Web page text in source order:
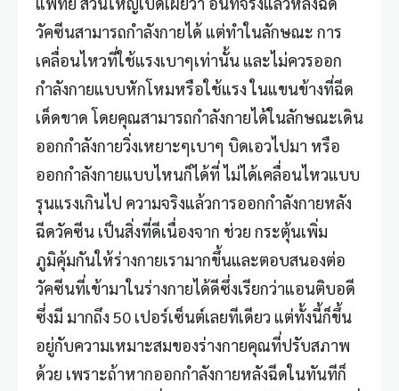
วัคซีนสามารถกำลังกายได้ แต่ทำในลักษณะ การ
เคลื่อนไหวที่ใช้แรงเบาๆเท่านั้น และไม่ควรออก
กำลังกายแบบหักโหมหรือใช้แรง ในแขนข้างที่ฉีด
เด็ดขาด โดยคุณสามารถกำลังกายได้ในลักษณะเดิน
ออกกำลังกายวิ่งเหยาะๆเบาๆ บิดเอวไปมา หรือ
ออกกำลังกายแบบไหนก็ได้ที่ ไม่ได้เคลื่อนไหวแบบ
รุนแรงเกินไป ความจริงแล้วการออกกำลังกายหลัง
ฉีดวัคซีน เป็นสิ่งที่ดีเนื่องจาก ช่วย กระตุ้นเพิ่ม
ภูมิคุ้มกันให้ร่างกายเรามากขึ้นและตอบสนองต่อ
วัคซีนที่เข้ามาในร่างกายได้ดีซึ่งเรียกว่าแอนติบอดี
ซึ่งมี มากถึง 50 เปอร์เซ็นต์เลยทีเดียว แต่ทั้งนี้ก็ขึ้น
อยู่กับความเหมาะสมของร่างกายคุณที่ปรับสภาพ
ด้วย เพราะถ้าหากออกกำลังกายหลังฉีดในทันทีก็